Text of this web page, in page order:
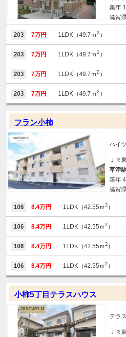
築年
滋賀
203 7万円 1LDK（49.7ｍ2 ）
203 7万円 1LDK（49.7ｍ2 ）
203 7万円 1LDK（49.7ｍ2 ）
203 7万円 1LDK（49.7ｍ2 ）
フラン小柿
ハイツ
ＪＲ
草津
築年
滋賀
106 8.4万円 1LDK（42.55ｍ2 ）
106 8.4万円 1LDK（42.55ｍ2 ）
106 8.4万円 1LDK（42.55ｍ2 ）
106 8.4万円 1LDK（42.55ｍ2 ）
小柿5丁目テラスハウス
テラ
ＪＲ